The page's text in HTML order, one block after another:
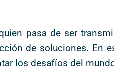
pasa de ser
de soluciones. En
los desafíos del